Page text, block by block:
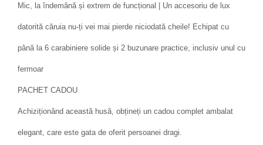
Mic, la îndemână și extrem de funcțional | Un accesoriu de lux
datorită căruia nu-ți vei mai pierde niciodată cheile! Echipat cu
până la 6 carabiniere solide și 2 buzunare practice, inclusiv unul cu
fermoar
PACHET CADOU
Achiziționând această husă, obțineți un cadou complet ambalat
elegant, care este gata de oferit persoanei dragi.